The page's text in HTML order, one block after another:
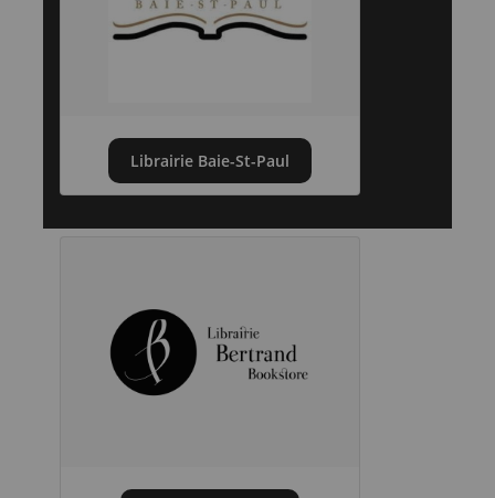
Librairie Baie-St-Paul